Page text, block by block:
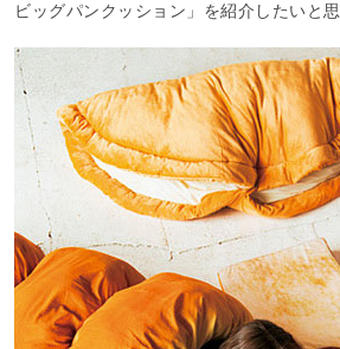
ビッグパンクッション」を紹介したいと思